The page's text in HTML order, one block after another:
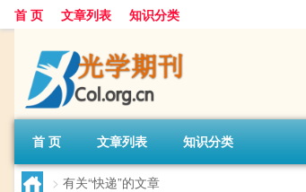
首 页 文章列表 知识分类
首 页 文章列表 知识分类
> 有关“快递”的文章